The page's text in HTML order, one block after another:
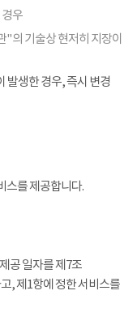
경우
의 기술상 현저히 지장이
발생한 경우, 즉시 변경
스를 제공합니다.
공 일자를 제7조
, 제1항에 정한 서비스를